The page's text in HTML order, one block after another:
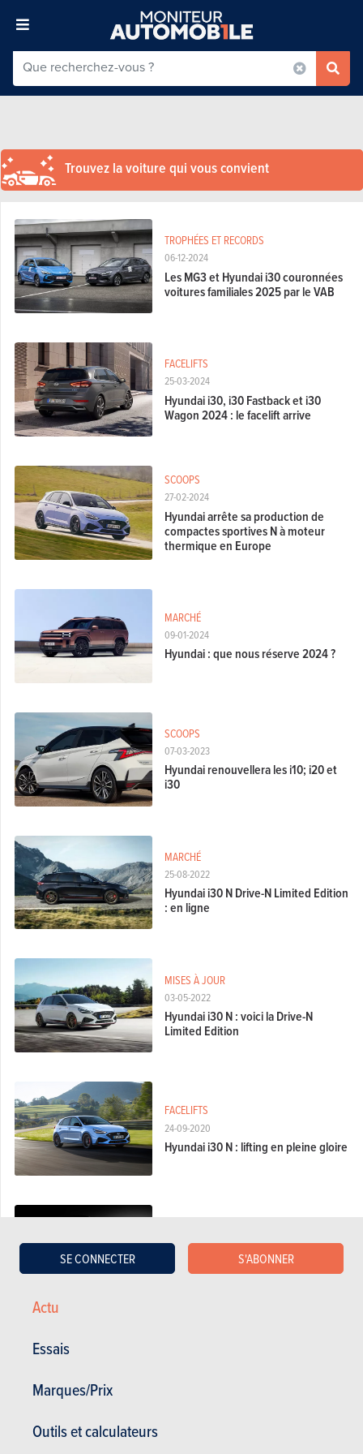
Actu
Essais
Marques/Prix
Outils et calculateurs
SE CONNECTER S'ABONNER
Trouvez la voiture qui vous convient
06-12-2024
TROPHÉES ET RECORDS
Les MG3 et Hyundai i30 couronnées
voitures familiales 2025 par le VAB
25-03-2024
FACELIFTS
Hyundai i30, i30 Fastback et i30
Wagon 2024 : le facelift arrive
27-02-2024
SCOOPS
Hyundai arrête sa production de
compactes sportives N à moteur
thermique en Europe
09-01-2024
MARCHÉ
Hyundai : que nous réserve 2024 ?
07-03-2023
SCOOPS
Hyundai renouvellera les i10; i20 et
i30
25-08-2022
MARCHÉ
Hyundai i30 N Drive-N Limited Edition
: en ligne
03-05-2022
MISES À JOUR
Hyundai i30 N : voici la Drive-N
Limited Edition
24-09-2020
FACELIFTS
Hyundai i30 N : lifting en pleine gloire
22-09-2020
Hyundai i30 N : lifting et boîte
robotisée